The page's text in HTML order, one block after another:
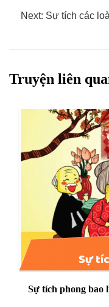
viết
Next: Sự tích các
Truyện liên
Sự tích phong bao